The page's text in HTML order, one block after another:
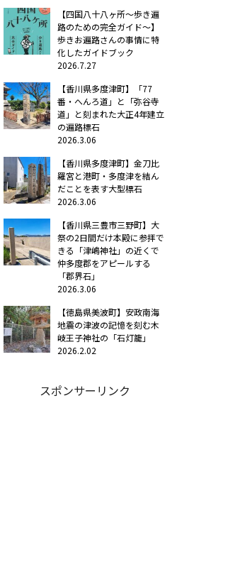
【四国八十八ヶ所～歩き遍
路のための完全ガイド～】
歩きお遍路さんの事情に特
化したガイドブック
2026.7.27
【香川県多度津町】「77
番・へんろ道」と「弥谷寺
道」と刻まれた大正4年建立
の遍路標石
2026.3.06
【香川県多度津町】金刀比
羅宮と港町・多度津を結ん
だことを表す大型標石
2026.3.06
【香川県三豊市三野町】大
祭の2日間だけ本殿に参拝で
きる「津嶋神社」の近くで
仲多度郡をアピールする
「郡界石」
2026.3.06
【徳島県美波町】安政南海
地震の津波の記憶を刻む木
岐王子神社の「石灯籠」
2026.2.02
スポンサーリンク